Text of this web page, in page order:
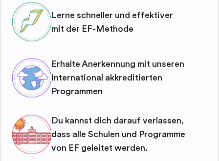
Lerne schneller und effektiver
mit der EF-Methode
Erhalte Anerkennung mit unseren
international akkreditierten
Programmen
Du kannst dich darauf verlassen,
dass alle Schulen und Programme
von EF geleitet werden.